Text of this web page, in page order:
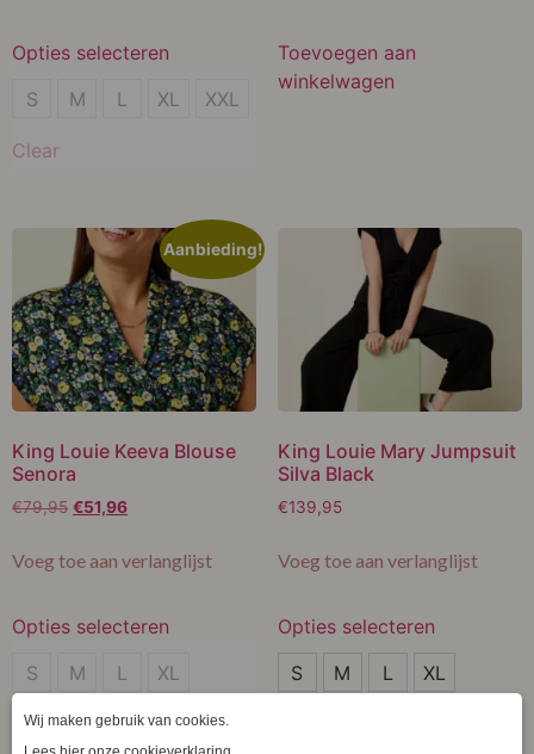
Opties selecteren
XL
S M L XL XXL
Clear
Toevoegen aan
winkelwagen
Aanbieding!
King Louie Keeva Blouse
Senora
€79,95 €51,96
Voeg toe aan verlanglijst
Opties selecteren
XL
S M L XL
Clear
King Louie Mary Jumpsuit
Silva Black
€139,95
Voeg toe aan verlanglijst
Opties selecteren
S
S M L XL